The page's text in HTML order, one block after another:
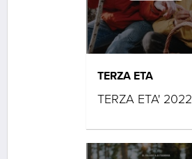
TERZA ETA
TERZA ETA' 2022